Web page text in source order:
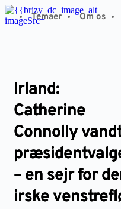
Fortsæt
til
Temaer Om os
Irland:
Catherine
Connolly
– en sejr for
irske